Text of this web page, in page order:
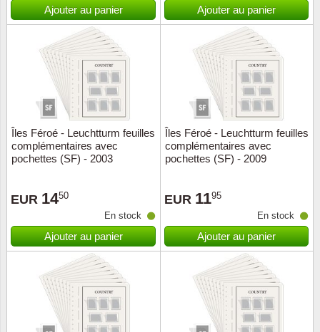
Ajouter au panier Ajouter au panier
Îles Féroé - Leuchtturm feuilles
complémentaires avec
pochettes (SF) - 2003
EUR 1450
En stock
Ajouter au panier
Îles Féroé - Leuchtturm feuilles
complémentaires avec
pochettes (SF) - 2009
EUR 1195
En stock
Ajouter au panier
Malte
ONU